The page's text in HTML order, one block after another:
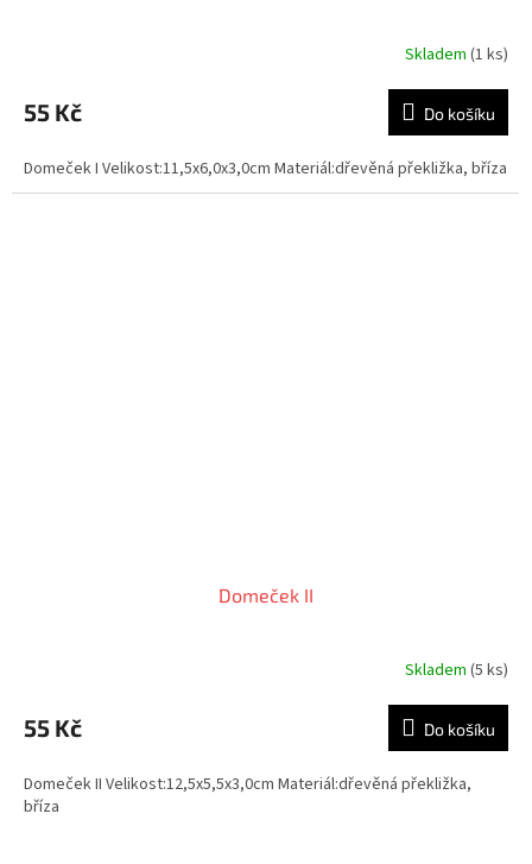
produktu
je
z
5
Skladem(1 ks)
55 Kč Do košíku
Domeček I Velikost:11,5x6,0x3,0cm Materiál:dřevěná překližka, bříza
Domeček II
Skladem (5 ks)
55 Kč Do košíku
Domeček II Velikost:12,5x5,5x3,0cm Materiál:dřevěná překližka,
bříza